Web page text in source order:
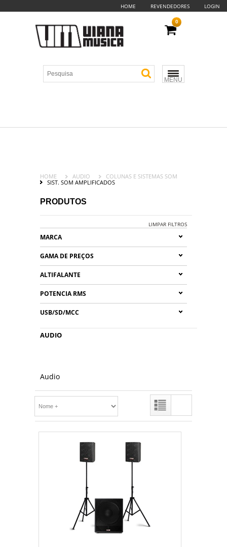
HOME REVENDEDORES LOGIN
MENU
0
HOME AUDIO
COLUNAS E SISTEMAS SOM
SIST. SOM AMPLIFICADOS
PRODUTOS
LIMPAR FILTROS
MARCA
GAMA DE PREÇOS
ALTIFALANTE
POTENCIA RMS
USB/SD/MCC
AUDIO
Audio